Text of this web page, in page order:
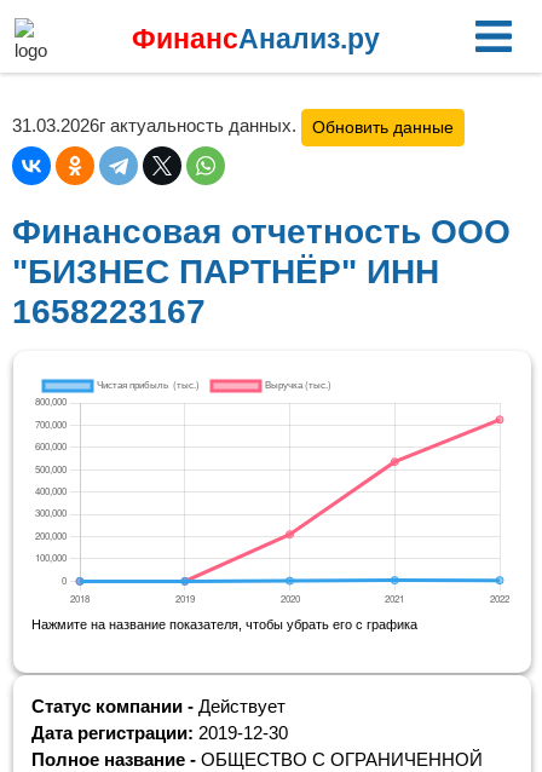
ФинансАнализ.ру
31.03.2026г актуальность данных. Обновить данные
Финансовая отчетность ООО
"БИЗНЕС ПАРТНЁР" ИНН
1658223167
Нажмите на название показателя, чтобы убрать его с графика
Статус компании - Действует
Дата регистрации: 2019-12-30
Полное название - ОБЩЕСТВО С ОГРАНИЧЕННОЙ